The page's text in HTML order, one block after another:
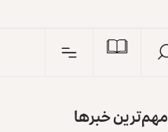
مهم‌ترین خبرها